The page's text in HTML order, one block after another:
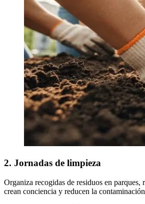
2. Jornadas de limpieza
Organiza recogidas de residuos en
crean conciencia y reducen la